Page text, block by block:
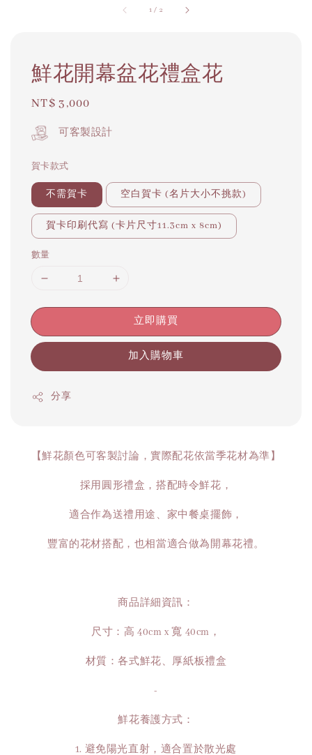
1 / 2
鮮花開幕盆花禮盒花
Regular
price
NT$ 3,000
可客製設計
賀卡款式
不需賀卡 空白賀卡 (名片大小不挑款)
賀卡印刷代寫 (卡片尺寸11.3cm x 8cm)
數量
立即購買
加入購物車
分享
【鮮花顏色可客製討論，實際配花依當季花材為準】
採用圓形禮盒，搭配時令鮮花，
適合作為送禮用途、家中餐桌擺飾，
豐富的花材搭配，也相當適合做為開幕花禮。
商品詳細資訊：
尺寸：高 40cm x 寬 40cm，
材質：各式鮮花、厚紙板禮盒
-
鮮花養護方式：
1. 避免陽光直射，適合置於散光處